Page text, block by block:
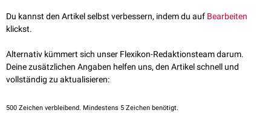
DerpH-Wert
Du kannst den Artikel selbst verbessern, indem du auf Bearbeiten
klickst.
Alternativ kümmert sich unser Flexikon-Redaktionsteam darum.
Deine zusätzlichen Angaben helfen uns, den Artikel schnell und
vollständig zu aktualisieren:
500 Zeichen verbleibend. Mindestens 5 Zeichen benötigt.